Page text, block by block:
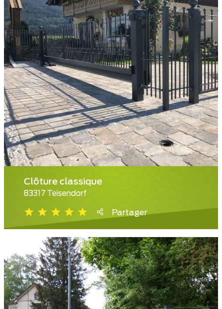
Clôture classique
83317 Teisendorf
Partager